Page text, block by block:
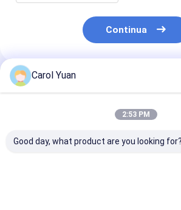
Continua
Prodotti Raccomandati
Carol Yuan
2:53 PM
Good day, what product are you looking for?